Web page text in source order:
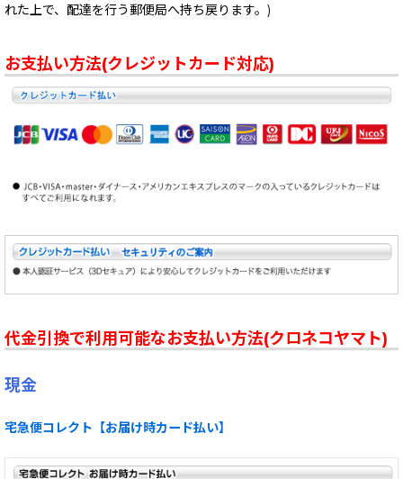
れた上で、配達を行う郵便局へ持ち戻ります。)
お支払い方法(クレジットカード対応)
代金引換で利用可能なお支払い方法(クロネコヤマト)
現金
宅急便コレクト【お届け時カード払い】